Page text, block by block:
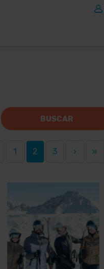
BUSCAR
1 2 3 › »